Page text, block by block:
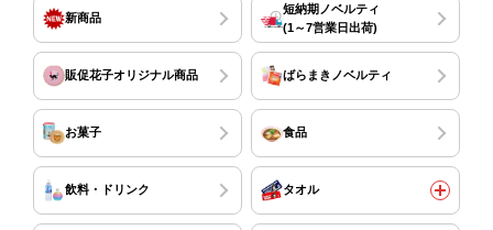
新商品
短納期ノベルティ
(1～7営業日出荷)
販促花子オリジナル商品 ばらまきノベルティ
お菓子 食品
飲料・ドリンク タオル